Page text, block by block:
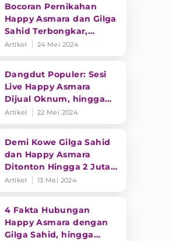
Bocoran Pernikahan
Happy Asmara dan Gilga
Sahid Terbongkar,
Begini Pengakuan Pihak
Artikel 24 Mei 2024
Dangdut Populer: Sesi
Live Happy Asmara
Dijual Oknum, hingga
Dangdut di Panggung
Artikel 22 Mei 2024
Demi Kowe Gilga Sahid
dan Happy Asmara
Ditonton Hingga 2 Juta
Kali Dalam Waktu
Artikel 13 Mei 2024
4 Fakta Hubungan
Happy Asmara dengan
Gilga Sahid, hingga